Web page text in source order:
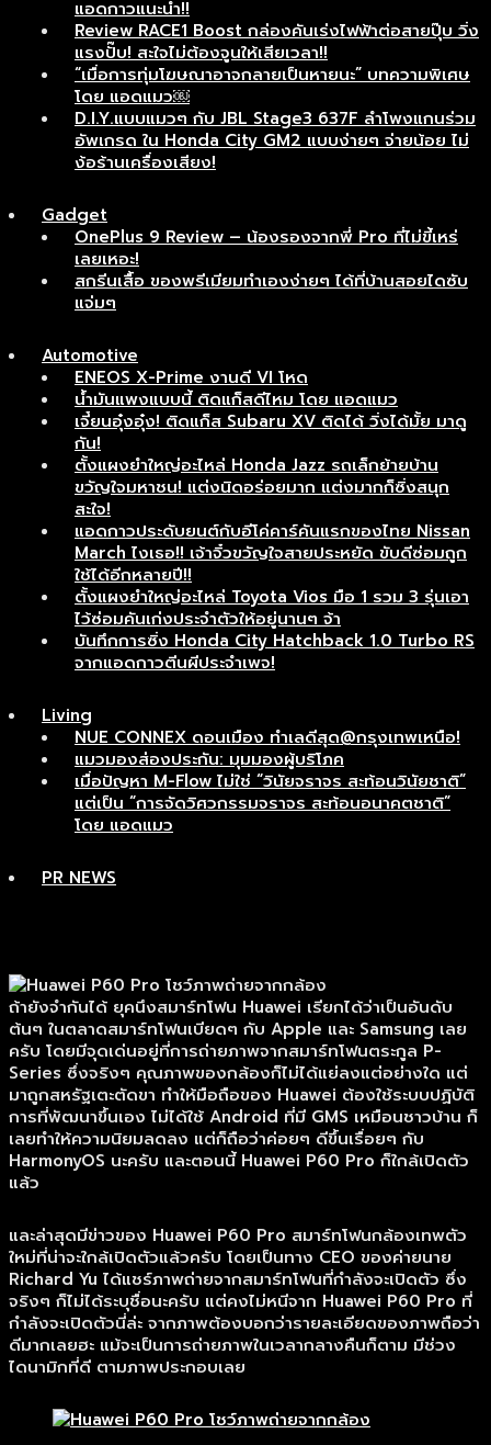
แอดกาวแนะนำ!!
Review RACE1 Boost กล่องคันเร่งไฟฟ้าต่อสายปุ๊บ วิ่ง
แรงปั๊บ! สะใจไม่ต้องจูนให้เสียเวลา!!
“เมื่อการทุ่มโฆษณาอาจกลายเป็นหายนะ” บทความพิเศษ
โดย แอดแมว￼
D.I.Y.แบบแมวๆ กับ JBL Stage3 637F ลำโพงแกนร่วม
อัพเกรด ใน Honda City GM2 แบบง่ายๆ จ่ายน้อย ไม่
ง้อร้านเครื่องเสียง!
Gadget
OnePlus 9 Review – น้องรองจากพี่ Pro ที่ไม่ขี้เหร่
เลยเหอะ!
สกรีนเสื้อ ของพรีเมียมทำเองง่ายๆ ได้ที่บ้านสอยไดซับ
แจ่มๆ
Automotive
ENEOS X-Prime งานดี VI โหด
น้ำมันแพงแบบนี้ ติดแก็สดีไหม โดย แอดแมว
เจี๋ยนอุ๋งอุ๋ง! ติดแก็ส Subaru XV ติดได้ วิ่งได้มั้ย มาดู
กัน!
ตั้งแผงยำใหญ่อะไหล่ Honda Jazz รถเล็กย้ายบ้าน
ขวัญใจมหาชน! แต่งนิดอร่อยมาก แต่งมากก็ซิ่งสนุก
สะใจ!
แอดกาวประดับยนต์กับอีโค่คาร์คันแรกของไทย Nissan
March ไงเธอ!! เจ้าจิ๋วขวัญใจสายประหยัด ขับดีซ่อมถูก
ใช้ได้อีกหลายปี!!
ตั้งแผงยำใหญ่อะไหล่ Toyota Vios มือ 1 รวม 3 รุ่นเอา
ไว้ซ่อมคันเก่งประจำตัวให้อยู่นานๆ จ้า
บันทึกการซิ่ง Honda City Hatchback 1.0 Turbo RS
จากแอดกาวตีนผีประจำเพจ!
Living
NUE CONNEX ดอนเมือง ทำเลดีสุด@กรุงเทพเหนือ!
แมวมองส่องประกัน: มุมมองผู้บริโภค
เมื่อปัญหา M-Flow ไม่ใช่ “วินัยจราจร สะท้อนวินัยชาติ”
แต่เป็น “การจัดวิศวกรรมจราจร สะท้อนอนาคตชาติ”
โดย แอดแมว
PR NEWS
ถ้ายังจำกันได้ ยุคนึงสมาร์ทโฟน Huawei เรียกได้ว่าเป็นอันดับ
ต้นๆ ในตลาดสมาร์ทโฟนเบียดๆ กับ Apple และ Samsung เลย
ครับ โดยมีจุดเด่นอยู่ที่การถ่ายภาพจากสมาร์ทโฟนตระกูล P-
Series ซึ่งจริงๆ คุณภาพของกล้องก็ไม่ได้แย่ลงแต่อย่างใด แต่
มาถูกสหรัฐเตะตัดขา ทำให้มือถือของ Huawei ต้องใช้ระบบปฏิบัติ
การที่พัฒนาขึ้นเอง ไม่ได้ใช้ Android ที่มี GMS เหมือนชาวบ้าน ก็
เลยทำให้ความนิยมลดลง แต่ก็ถือว่าค่อยๆ ดีขึ้นเรื่อยๆ กับ
HarmonyOS นะครับ และตอนนี้ Huawei P60 Pro ก็ใกล้เปิดตัว
แล้ว
และล่าสุดมีข่าวของ Huawei P60 Pro สมาร์ทโฟนกล้องเทพตัว
ใหม่ที่น่าจะใกล้เปิดตัวแล้วครับ โดยเป็นทาง CEO ของค่ายนาย
Richard Yu ได้แชร์ภาพถ่ายจากสมาร์ทโฟนที่กำลังจะเปิดตัว ซึ่ง
จริงๆ ก็ไม่ได้ระบุชื่อนะครับ แต่คงไม่หนีจาก Huawei P60 Pro ที่
กำลังจะเปิดตัวนี่ล่ะ จากภาพต้องบอกว่ารายละเอียดของภาพถือว่า
ดีมากเลยฮะ แม้จะเป็นการถ่ายภาพในเวลากลางคืนก็ตาม มีช่วง
ไดนามิกที่ดี ตามภาพประกอบเลย